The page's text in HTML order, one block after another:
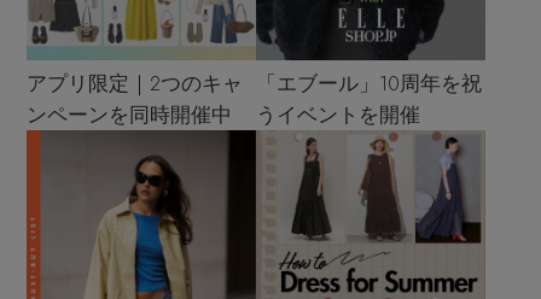
アプリ限定｜2つのキャ
ンペーンを同時開催中
「エブール」10周年を祝
うイベントを開催